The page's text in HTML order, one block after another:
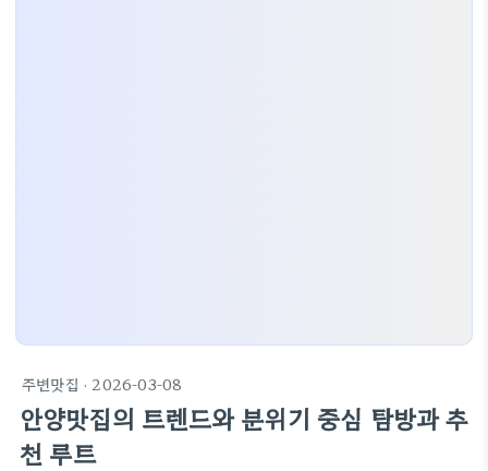
주변맛집 · 2026-03-08
안양맛집의 트렌드와 분위기 중심 탐방과 추
천 루트